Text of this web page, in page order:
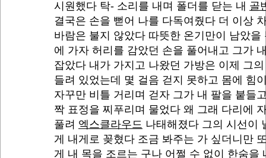
시원했다 탁- 소리를 내며 폴더를 닫는 내 골
결국은 손을 뻗어 나를 다독여줬다 더 이상
바람은 불지 않았다 따뜻한 온기만이 남았을
에 가자 허리를 감았던 손을 풀어내고 그가
잡았다 내가 가지고 나왔던 가방은 이제 그
들려 있었는데 몇 걸음 걷지 못하고 몸에 힘
자꾸만 비틀 거리며 걷자 그가 내 팔을 붙들
짝 표정을 찌푸리며 물었다 왜 그래 다리에
풀려 엑스클라우드 나태해졌다 그의 시선이
게 내게로 꽂혔다 조금 봐주는 가 싶더니만
게 내 목을 조르는 구나 어쩔 수 없이 한숨을